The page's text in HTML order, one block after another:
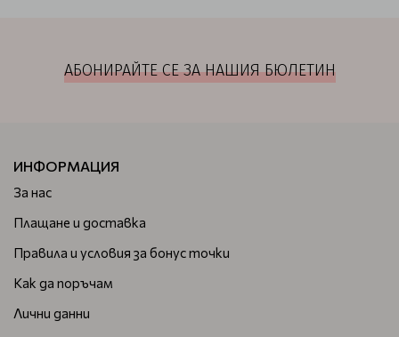
АБОНИРАЙТЕ СЕ ЗА НАШИЯ БЮЛЕТИН
ИНФОРМАЦИЯ
За нас
Плащане и доставка
Правила и условия за бонус точки
Как да поръчам
Лични данни